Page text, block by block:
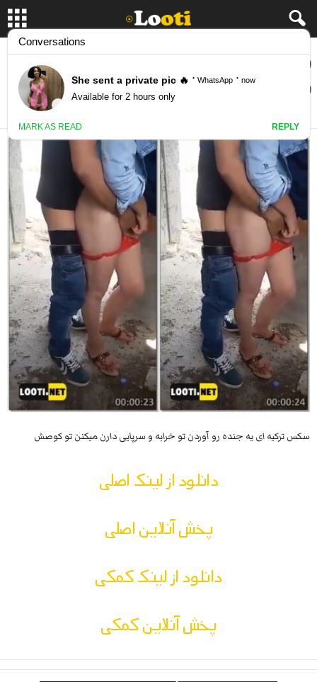
سکس ترکیه ای یه جنده رو آوردن تو خرابه و
سرپایی دارن میکنن تو کوصش
سکس ترکیه ای یه جنده رو آوردن تو خرابه و سرپایی دارن میکنن تو کوصش
دانلود از لینک اصلی
پخش آنلاین اصلی
دانلود از لینک کمکی
پخش آنلاین کمکی